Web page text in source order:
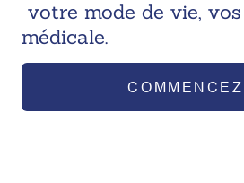
votre mode de vie,
médicale.
COMMENCEZ